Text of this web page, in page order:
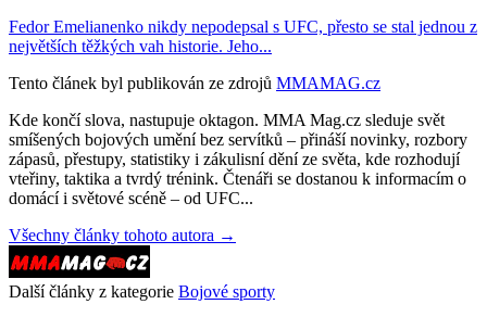
Fedor Emelianenko nikdy nepodepsal s UFC, přesto se stal jednou z
největších těžkých vah historie. Jeho...
Tento článek byl publikován ze zdrojů MMAMAG.cz
Kde končí slova, nastupuje oktagon. MMA Mag.cz sleduje svět
smíšených bojových umění bez servítků – přináší novinky, rozbory
zápasů, přestupy, statistiky i zákulisní dění ze světa, kde rozhodují
vteřiny, taktika a tvrdý trénink. Čtenáři se dostanou k informacím o
domácí i světové scéně – od UFC...
Všechny články tohoto autora →
Další články z kategorie Bojové sporty